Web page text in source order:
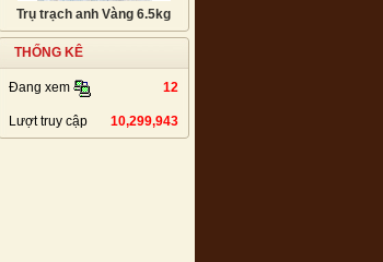
Trụ trạch anh Vàng 6.5kg
THỐNG KÊ
12
Đang xem
10,299,943
Lượt truy cập